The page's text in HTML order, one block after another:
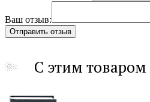
Ваш отзыв:
С этим